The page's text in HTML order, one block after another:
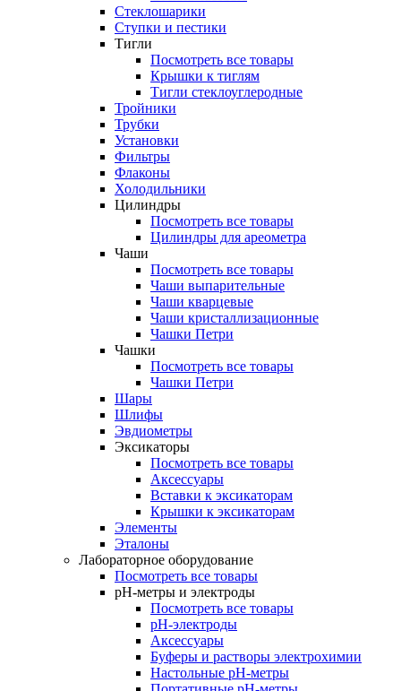
Стеклошарики
Ступки и пестики
Тигли
Посмотреть все товары
Крышки к тиглям
Тигли стеклоуглеродные
Тройники
Трубки
Установки
Фильтры
Флаконы
Холодильники
Цилиндры
Посмотреть все товары
Цилиндры для ареометра
Чаши
Посмотреть все товары
Чаши выпарительные
Чаши кварцевые
Чаши кристаллизационные
Чашки Петри
Чашки
Посмотреть все товары
Чашки Петри
Шары
Шлифы
Эвдиометры
Эксикаторы
Посмотреть все товары
Аксессуары
Вставки к эксикаторам
Крышки к эксикаторам
Элементы
Эталоны
Лабораторное оборудование
Посмотреть все товары
pH-метры и электроды
Посмотреть все товары
pH-электроды
Аксессуары
Буферы и растворы электрохимии
Настольные рН-метры